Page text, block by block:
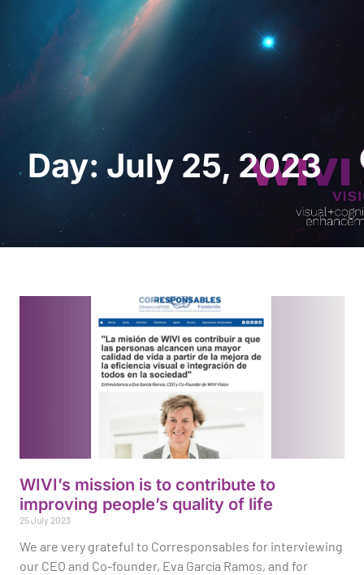
Request a Demo
Day: July 25, 2023
WIVI’s mission is to contribute to
improving people’s quality of life
25 July 2023
We are very grateful to Corresponsables for interviewing
our CEO and Co-founder, Eva García Ramos, and for